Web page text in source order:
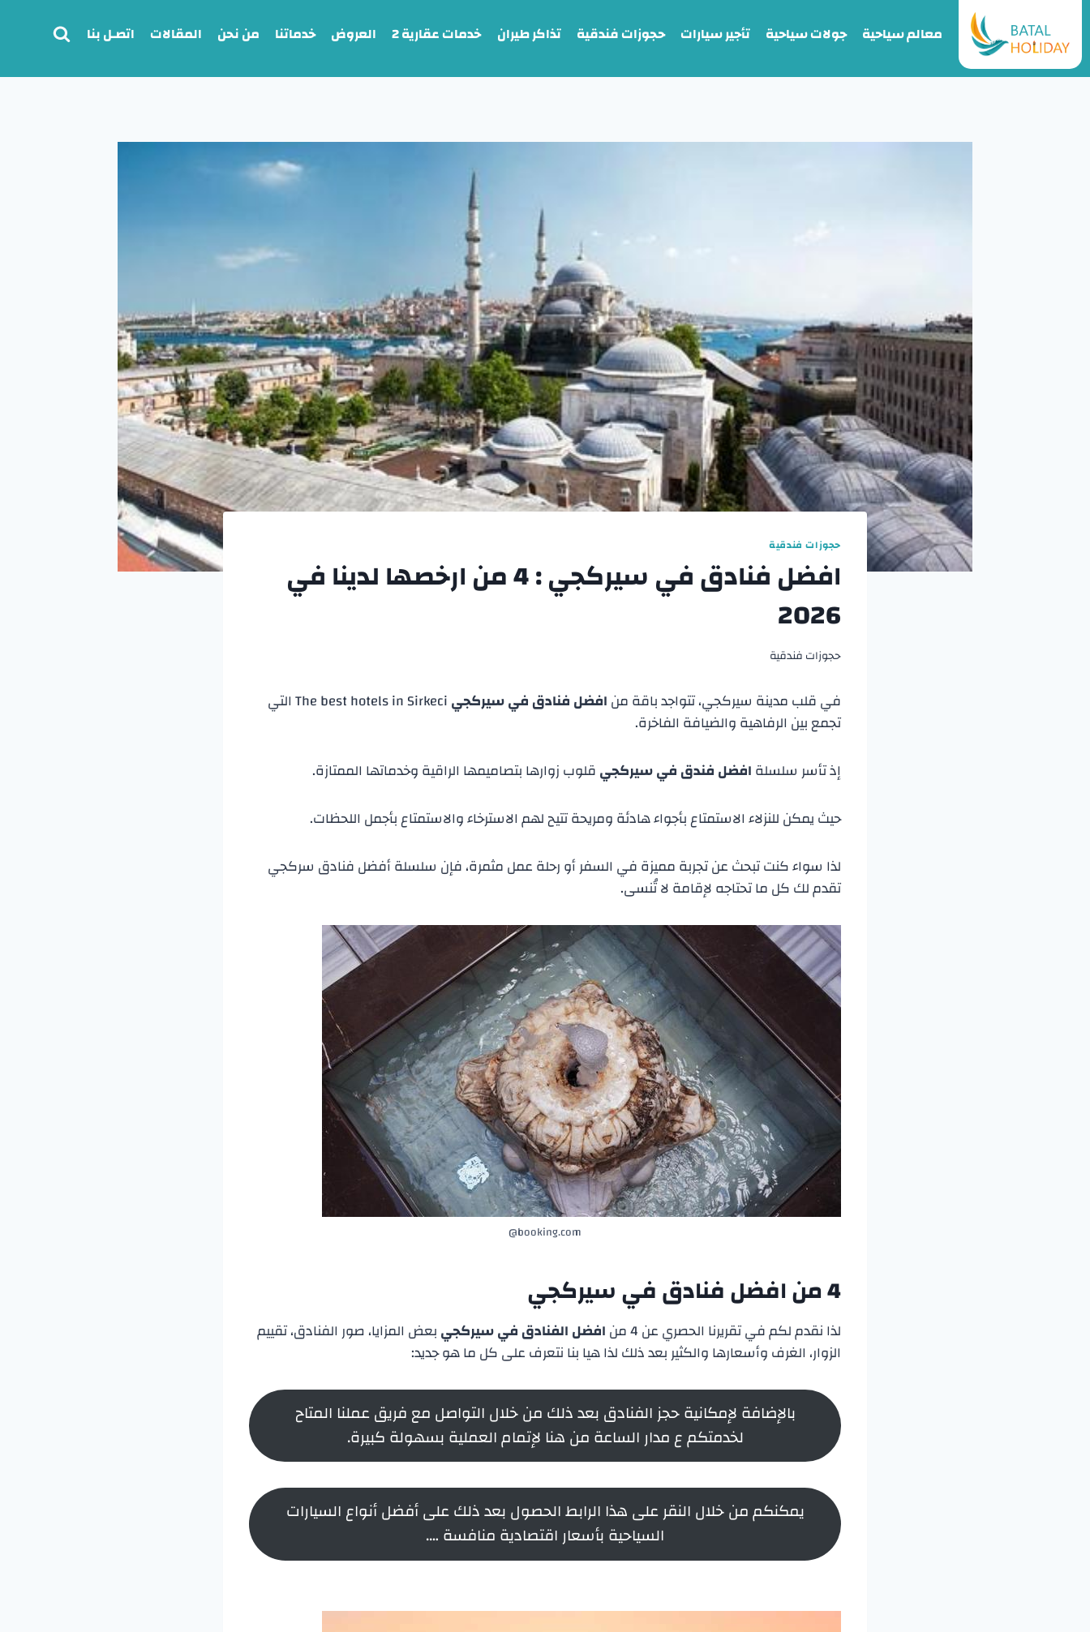
معالم سياحية جولات سياحية تأجير سيارات حجوزات فندقية تذاكر طيران خدمات عقارية 2 العروض خدماتنا من نحن المقالات اتصـل بنا
حجوزات فندقية
افضل فنادق في سيركجي : 4 من ارخصها لدينا في
2026
حجوزات فندقية
في قلب مدينة سيركجي، تتواجد باقة منافضل فنادق في سيركجي
The best hotels in Sirkeci التي
تجمع بين الرفاهية والضيافة الفاخرة.
إذ تأسر سلسلةافضل فندق في سيركجيقلوب زوارها بتصاميمها الراقية وخدماتها الممتازة.
حيث يمكن للنزلاء الاستمتاع بأجواء هادئة ومريحة تتيح لهم الاسترخاء والاستمتاع بأجمل اللحظات.
لذا سواء كنت تبحث عن تجربة مميزة في السفر أو رحلة عمل مثمرة، فإن سلسلة أفضل فنادق سركجي
تقدم لك كل ما تحتاجه لإقامة لا تُنسى.
booking.com@
4 من افضل فنادق في سيركجي
لذا نقدم لكم في تقريرنا الحصري عن 4 من افضل الفنادق في سيركجيبعض المزايا، صور الفنادق، تقييم
الزوار، الغرف وأسعارها والكثير بعد ذلك لذا هيا بنا نتعرف على كل ما هو جديد:
بالإضافة لإمكانية حجز الفنادق بعد ذلك من خلال التواصل مع فريق عملنا المتاح
لخدمتكم ع مدار الساعة من هنا لإتمام العملية بسهولة كبيرة.
يمكنكم من خلال النقر على هذا الرابط الحصول بعد ذلك على أفضل أنواع السيارات
السياحية بأسعار اقتصادية منافسة ….